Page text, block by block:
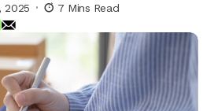
2025 7 Mins Read